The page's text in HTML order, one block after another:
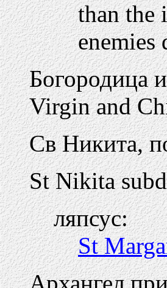
than the
enemies
Богородица
Virgin and
Св Никита,
St Nikita
ляпсус:
St